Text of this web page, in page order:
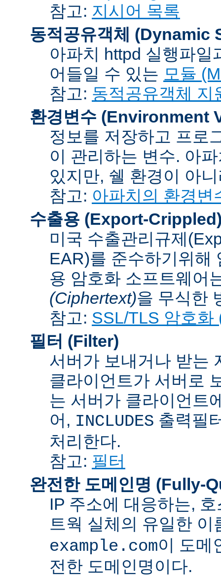
참고: 지시어 목록
동적공유객체 (Dynamic
아파치 httpd 실행파일
어들일 수 있는 모듈
참고: 동적공유객체 지
환경변수 (Environment
정보를 저장하고 프로
이 관리하는 변수. 아
있지만, 쉘 환경이 아
참고: 아파치의 환경변
수출용 (Export-
미국 수출관리규제
EAR)를 준수하기위해
용 암호화 소프트웨어
(Ciphertext)을 무식한
참고: SSL/TLS 암호화
필터 (Filter)
서버가 보내거나 받는
클라이언트가 서버로
는 서버가 클라이언트
어, INCLUDES 출력필
처리한다.
참고: 필터
완전한 도메인명 (Fully-
IP 주소에 대응하는,
트웍 실체의 유일한
example.com이 도메
전한 도메인명이다.